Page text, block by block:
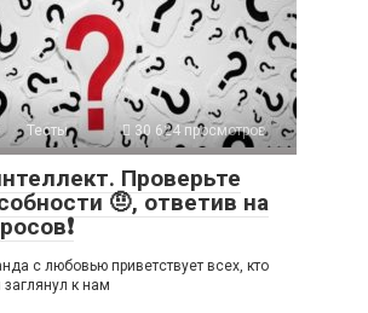
Тесты 30 624 просмотров
Проверьте
🤨, ответив на
с любовью приветствует всех, кто
к нам